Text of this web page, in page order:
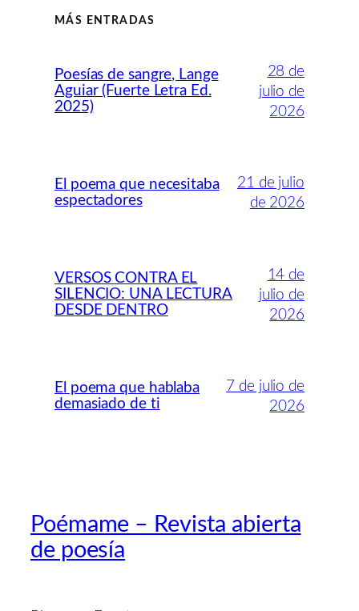
MÁS ENTRADAS
Poesías de sangre, Lange
Aguiar (Fuerte Letra Ed.
2025)
28 de
julio de
2026
El poema que necesitaba
espectadores
21 de julio
de 2026
VERSOS CONTRA EL
SILENCIO: UNA LECTURA
DESDE DENTRO
14 de
julio de
2026
El poema que hablaba
demasiado de ti
7 de julio de
2026
Poémame – Revista abierta
de poesía